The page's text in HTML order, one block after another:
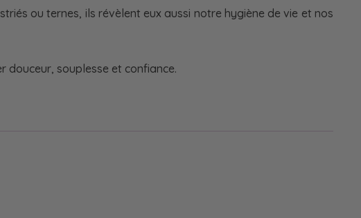
ou ternes, ils révèlent eux aussi notre hygiène de vie et nos
douceur, souplesse et confiance.